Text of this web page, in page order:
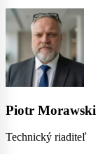
Piotr Morawski
Technický riaditeľ